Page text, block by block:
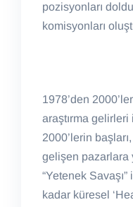
pozisyonları
komisyonları
1978’den
araştırma gelirleri
2000’lerin
gelişen pazarlara
“Yetenek
kadar küresel